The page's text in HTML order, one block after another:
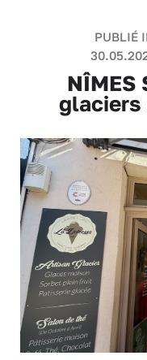
PUBLIÉ
NÎMES
glaciers